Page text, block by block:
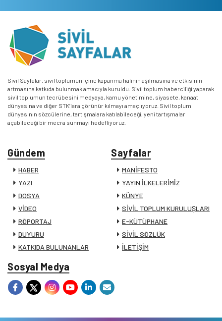
Sivil Sayfalar, sivil toplumun içine kapanma halinin aşılmasına ve etkisinin
artmasına katkıda bulunmak amacıyla kuruldu. Sivil toplum haberciliği yaparak
sivil toplumun tecrübesini medyaya, kamu yönetimine, siyasete, kanaat
dünyasına ve diğer STK’lara görünür kılmayı amaçlıyoruz. Sivil toplum
dünyasının sözcülerine, tartışmalara katılabileceği, yeni tartışmalar
açabileceği bir mecra sunmayı hedefliyoruz.
Gündem
HABER
YAZI
DOSYA
VİDEO
RÖPORTAJ
DUYURU
KATKIDA BULUNANLAR
Sayfalar
MANİFESTO
YAYIN İLKELERİMİZ
KÜNYE
SİVİL TOPLUM KURULUŞLARI
E-KÜTÜPHANE
SİVİL SÖZLÜK
İLETİŞİM
Sosyal Medya